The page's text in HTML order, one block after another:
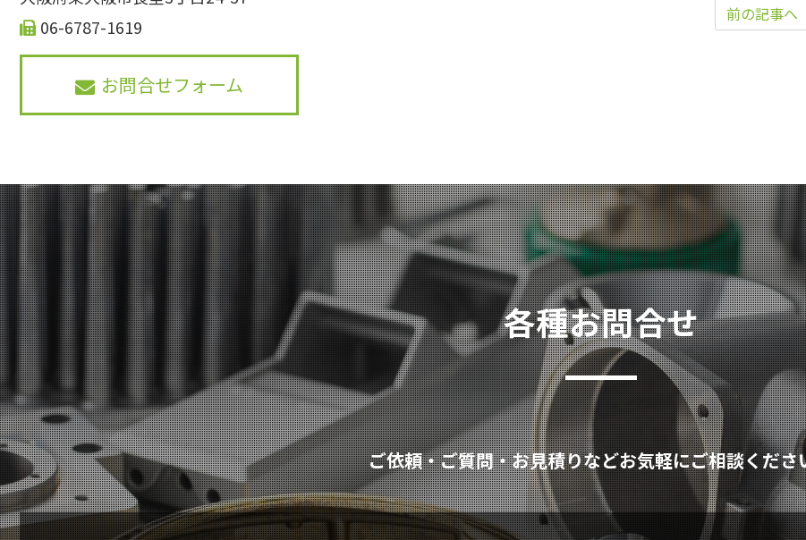
前の記事へ
06-6787-1619
お問合せフォーム
各種お問合せ
ご依頼・ご質問・お見積りなどお気軽にご相談くださ